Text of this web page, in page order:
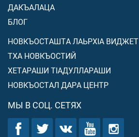
ДАКЪАЛАЦА
БЛОГ
НОВКЪОСТАШТА ЛАЬРХIА ВИДЖЕТ
ТХА НОВКЪОСТИЙ
ХЕТАРАШИ ТIАДУЛЛАРАШИ
НОВКЪОСТАЛ ДАРА ЦЕНТР
МЫ В СОЦ. СЕТЯХ